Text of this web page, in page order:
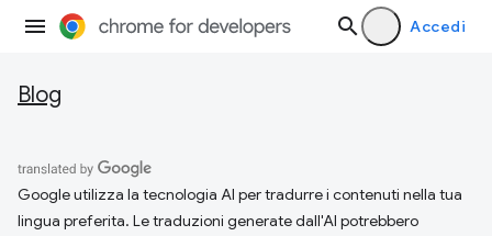
Accedi
Blog
Google utilizza la tecnologia AI per tradurre i contenuti nella tua
lingua preferita. Le traduzioni generate dall'AI potrebbero